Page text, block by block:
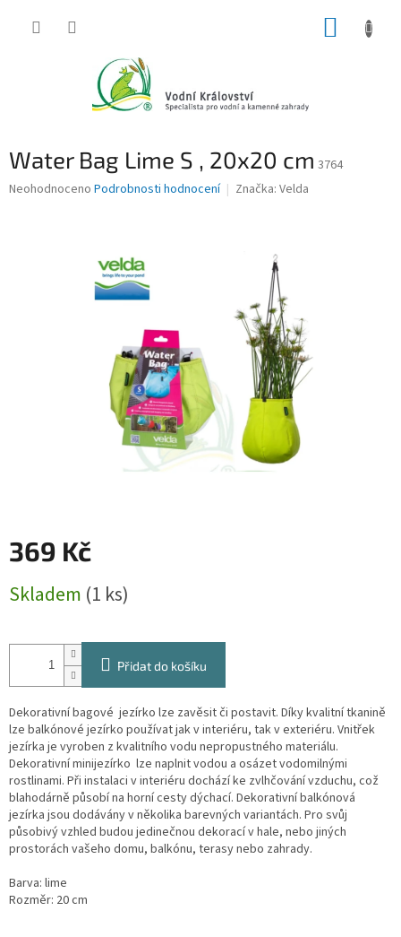
Water Bag Lime S , 20x20 cm 3764
Průměrné
Neohodnoceno Podrobnosti hodnocení Značka: Velda
369 Kč
cena:
Skladem (1 ks)
Přidat do košíku
Dekorativní bagové jezírko lze zavěsit či postavit. Díky kvalitní tkanině
lze balkónové jezírko používat jak v interiéru, tak v exteriéru. Vnitřek
jezírka je vyroben z kvalitního vodu nepropustného materiálu.
Dekorativní minijezírko lze naplnit vodou a osázet vodomilnými
rostlinami. Při instalaci v interiéru dochází ke zvlhčování vzduchu, což
blahodárně působí na horní cesty dýchací. Dekorativní balkónová
jezírka jsou dodávány v několika barevných variantách. Pro svůj
působivý vzhled budou jedinečnou dekorací v hale, nebo jiných
prostorách vašeho domu, balkónu, terasy nebo zahrady.
Barva: lime
Rozměr: 20 cm